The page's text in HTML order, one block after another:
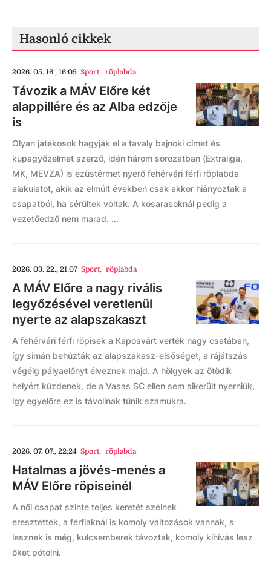
Hasonló cikkek
2026. 05. 16., 16:05 Sport, röplabda
Távozik a MÁV Előre két
alappillére és az Alba edzője
is
Olyan játékosok hagyják el a tavaly bajnoki címet és
kupagyőzelmet szerző, idén három sorozatban (Extraliga,
MK, MEVZA) is ezüstérmet nyerő fehérvári férfi röplabda
alakulatot, akik az elmúlt években csak akkor hiányoztak a
csapatból, ha sérültek voltak. A kosarasoknál pedig a
vezetőedző nem marad. ...
2026. 03. 22., 21:07 Sport, röplabda
A MÁV Előre a nagy rivális
legyőzésével veretlenül
nyerte az alapszakaszt
A fehérvári férfi röpisek a Kaposvárt verték nagy csatában,
így simán behúzták az alapszakasz-elsőséget, a rájátszás
végéig pályaelőnyt élveznek majd. A hölgyek az ötödik
helyért küzdenek, de a Vasas SC ellen sem sikerült nyerniük,
így egyelőre ez is távolinak tűnik számukra.
2026. 07. 07., 22:24 Sport, röplabda
Hatalmas a jövés-menés a
MÁV Előre röpiseinél
A női csapat szinte teljes keretét szélnek
eresztették, a férfiaknál is komoly változások vannak, s
lesznek is még, kulcsemberek távoztak, komoly kihívás lesz
őket pótolni.